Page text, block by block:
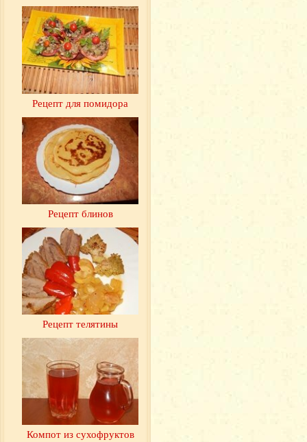
Рецепт для помидора
Рецепт блинов
Рецепт телятины
Компот из сухофруктов